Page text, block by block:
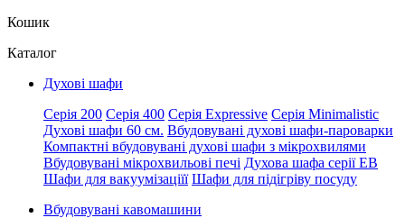
Кошик
Каталог
Духові шафи
Серія 200 Серія 400 Серія Expressive Серія Minimalistic
Духові шафи 60 см. Вбудовувані духові шафи-пароварки
Компактні вбудовувані духові шафи з мікрохвилями
Вбудовувані мікрохвильові печі Духова шафа серії EB
Шафи для вакуумізаціїї Шафи для підігріву посуду
Вбудовувані кавомашини